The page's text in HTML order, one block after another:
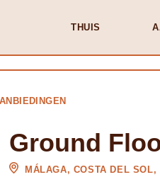
THUIS
Ground
MÁLAGA, COSTA DEL